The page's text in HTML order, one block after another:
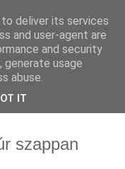
szappan
deliver its services
and user-agent are
and security
usage
abuse.
IT